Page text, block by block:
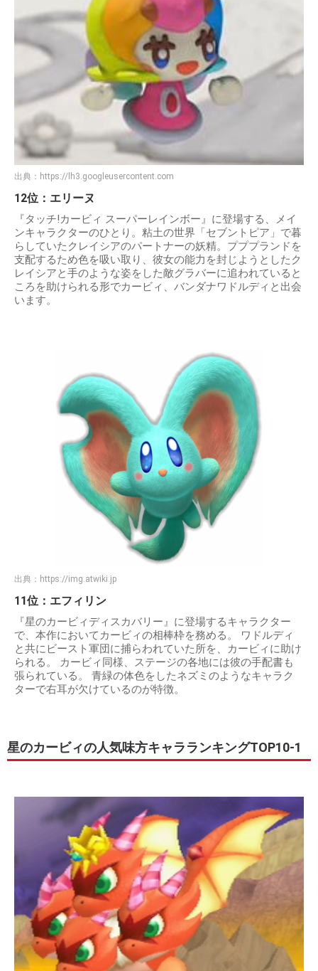
出典： https://lh3.googleusercontent.com
12位：エリーヌ
『タッチ!カービィ スーパーレインボー』に登場する、メイ
ンキャラクターのひとり。粘土の世界「セブントピア」で暮
らしていたクレイシアのパートナーの妖精。プププランドを
支配するため色を吸い取り、彼女の能力を封じようとしたク
レイシアと手のような姿をした敵グラバーに追われていると
ころを助けられる形でカービィ、バンダナワドルディと出会
います。
出典： https://img.atwiki.jp
11位：エフィリン
『星のカービィディスカバリー』に登場するキャラクター
で、本作においてカービィの相棒枠を務める。 ワドルディ
と共にビースト軍団に捕らわれていた所を、カービィに助け
られる。 カービィ同様、ステージの各地には彼の手配書も
張られている。 青緑の体色をしたネズミのようなキャラク
ターで右耳が欠けているのが特徴。
星のカービィの人気味方キャラランキングTOP10-1